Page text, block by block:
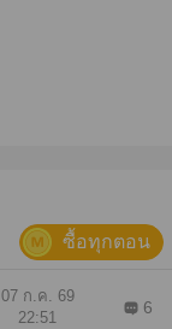
ซื้อทุกตอน
07 ก.ค. 69
22:51
6